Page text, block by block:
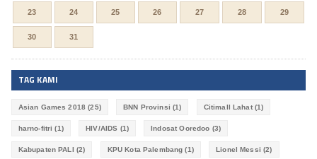
23 24 25 26 27 28 29
30 31
TAG KAMI
Asian Games 2018 (25) BNN Provinsi (1) Citimall Lahat(1)
harno-fitri (1) HIV/AIDS (1) Indosat Ooredoo (3)
Kabupaten PALI (2) KPU Kota Palembang (1) Lionel Messi (2)